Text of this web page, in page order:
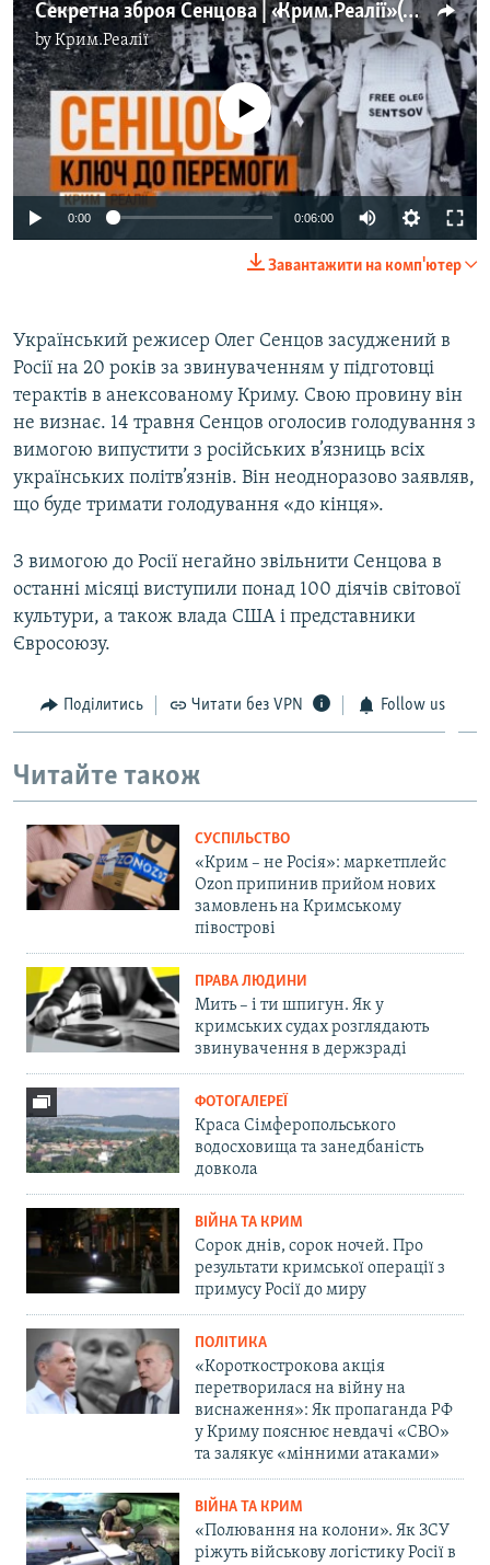
Секретна зброя Сенцова | «Крим.Реалії» (відео)
byКрим.Реалії
No media source currently available
0:00 0:06:00
Завантажити на комп'ютер
Український режисер Олег Сенцов засуджений в
Росії на 20 років за звинуваченням у підготовці
терактів в анексованому Криму. Свою провину він
не визнає. 14 травня Сенцов оголосив голодування з
вимогою випустити з російських в’язниць всіх
українських політв’язнів. Він неодноразово заявляв,
що буде тримати голодування «до кінця».
З вимогою до Росії негайно звільнити Сенцова в
останні місяці виступили понад 100 діячів світової
культури, а також влада США і представники
Євросоюзу.
Поділитись Читати без VPN Follow us
Читайте також
СУСПІЛЬСТВО
«Крим – не Росія»: маркетплейс
Ozon припинив прийом нових
замовлень на Кримському
півострові
ПРАВА ЛЮДИНИ
Мить – і ти шпигун. Як у
кримських судах розглядають
звинувачення в держзраді
ФОТОГАЛЕРЕЇ
Краса Сімферопольського
водосховища та занедбаність
довкола
ВІЙНА ТА КРИМ
Сорок днів, сорок ночей. Про
результати кримської операції з
примусу Росії до миру
ПОЛІТИКА
«Короткострокова акція
перетворилася на війну на
виснаження»: Як пропаганда РФ
у Криму пояснює невдачі «СВО»
та залякує «мінними атаками»
ВІЙНА ТА КРИМ
«Полювання на колони». Як ЗСУ
ріжуть військову логістику Росії в